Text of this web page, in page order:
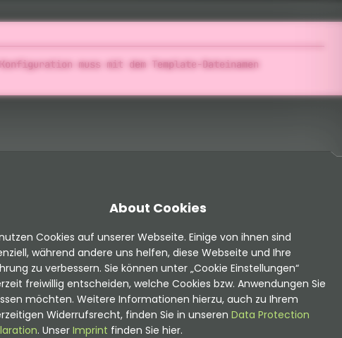
muss mit dem Template-Dateinamen
About Cookies
Cookies auf unserer Webseite. Einige von ihnen sind
während andere uns helfen, diese Webseite und Ihre
zu verbessern. Sie können unter „Cookie Einstellungen“
freiwillig entscheiden, welche Cookies bzw. Anwendungen Sie
möchten. Weitere Informationen hierzu, auch zu Ihrem
Widerrufsrecht, finden Sie in unseren Data Protection
. Unser Imprint finden Sie hier.